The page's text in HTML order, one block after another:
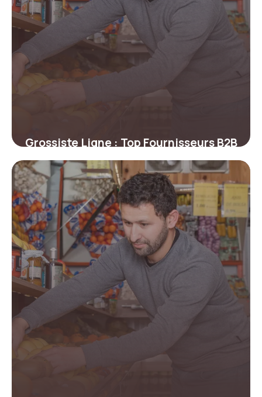
Grossiste Ligne : Top Fournisseurs B2B
Guide 2026
27 juin 2026